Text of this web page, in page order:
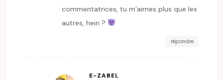
commentatrices, tu m’aimes plus que les
autres, hein ?
répondre
E-ZABEL